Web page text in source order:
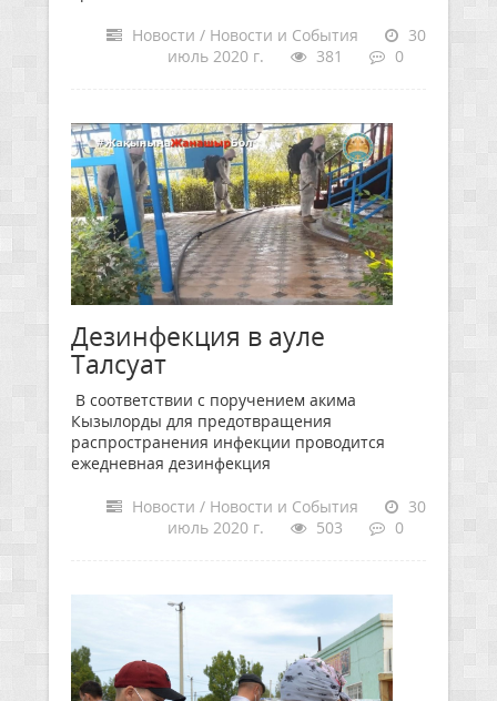
Новости / Новости и События
30
июль 2020 г.
381 0
Дезинфекция в ауле
Талсуат
В соответствии с поручением акима
Кызылорды для предотвращения
распространения инфекции проводится
ежедневная дезинфекция
Новости / Новости и События
30
июль 2020 г.
503 0